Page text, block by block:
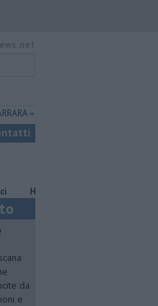
delle energie rinnovabili nell'ex
da
e